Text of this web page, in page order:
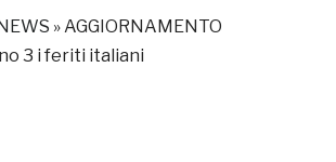
» AGGIORNAMENTO
3 i feriti italiani